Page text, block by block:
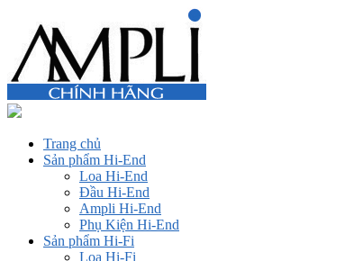
Trang chủ
Sản phẩm Hi-End
Loa Hi-End
Đầu Hi-End
Ampli Hi-End
Phụ Kiện Hi-End
Sản phẩm Hi-Fi
Loa Hi-Fi